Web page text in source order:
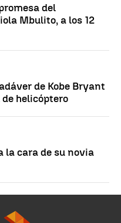
del
Mbulito, a los 12
de Kobe Bryant
helicóptero
la cara de su novia